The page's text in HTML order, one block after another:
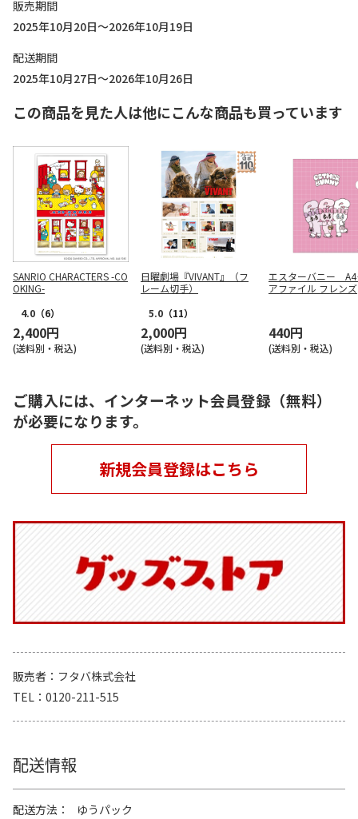
販売期間
2025年10月20日～2026年10月19日
配送期間
2025年10月27日～2026年10月26日
この商品を見た人は他にこんな商品も買っています
SANRIO CHARACTERS -CO
OKING-
4.0 （6）
2,400円
(送料別・税込)
日曜劇場『VIVANT』（フ
レーム切手）
5.0 （11）
2,000円
(送料別・税込)
エスターバニー A4
アファイル フレンズ
440円
(送料別・税込)
ご購入には、インターネット会員登録（無料）
が必要になります。
新規会員登録はこちら
販売者
フタバ株式会社
TEL
0120-211-515
配送情報
配送方法
ゆうパック